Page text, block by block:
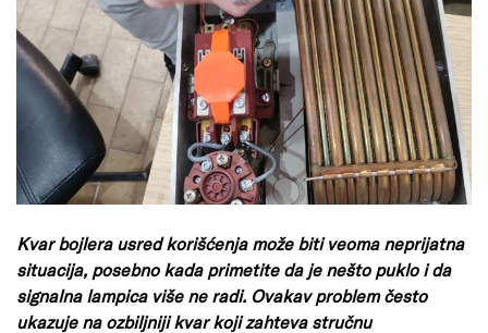
Kvar bojlera usred korišćenja može biti veoma neprijatna
situacija, posebno kada primetite da je nešto puklo i da
signalna lampica više ne radi. Ovakav problem često
ukazuje na ozbiljniji kvar koji zahteva stručnu